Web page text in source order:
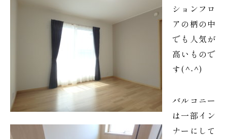
ションフロ
アの柄の中
でも人気が
高いもので
す(^-^)
バルコニー
は一部イン
ナーにして